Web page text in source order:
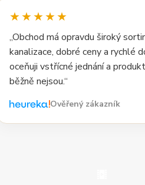
★★★★★
„Obchod má opravdu široký
kanalizace, dobré ceny a rychlé
oceňuji vstřícné jednání a
běžně nejsou.“
Ověřený zákazník